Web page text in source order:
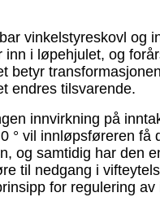
vinkelstyreskovl og
i løpehjulet, og
betyr
endres tilsvarende.
innvirkning på
° vil innløpsføreren få
og samtidig har den
til nedgang i
for regulering av